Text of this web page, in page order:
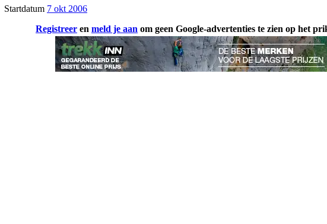
Startdatum 7 okt 2006
Registreer en meld je aan om geen Google-advertenties te zien op het